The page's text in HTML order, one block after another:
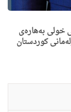
ژماره‌ (١)ی ئاسایی خولی به‌هاره‌ى
كوردستان